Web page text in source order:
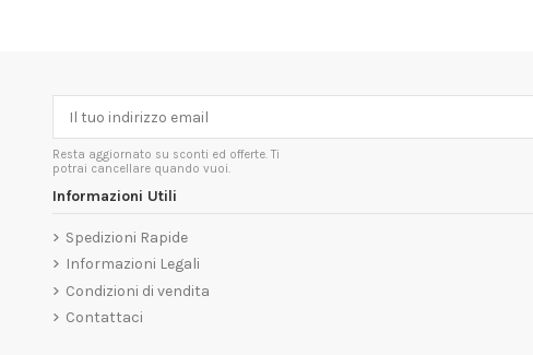
Resta aggiornato su sconti ed offerte. Ti
potrai cancellare quando vuoi.
Informazioni Utili
Spedizioni Rapide
Informazioni Legali
Condizioni di vendita
Contattaci